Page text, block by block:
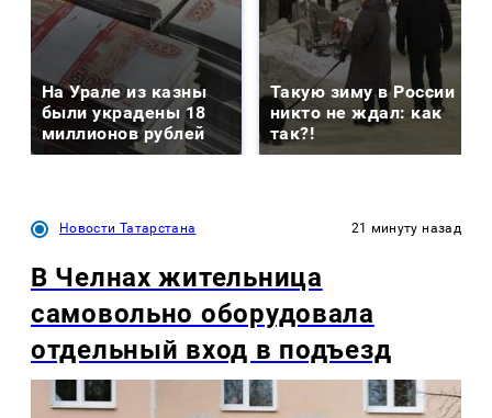
На Урале из казны
были украдены 18
миллионов рублей
Такую зиму в России
никто не ждал: как
так?!
Новости Татарстана 21 минуту назад
В Челнах жительница
самовольно оборудовала
отдельный вход в подъезд